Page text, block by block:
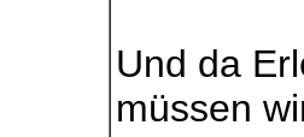
Und da
müssen